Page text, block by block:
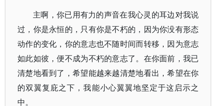
主啊，你已用有力的声音在我心灵的耳边对我说
过，你是永恒的，只有你是不朽的，因为你没有形态
动作的变化，你的意志也不随时间而转移，因为意志
如此如彼，便不成为不朽的意志了。在你面前，我已
清楚地看到了，希望能越来越清楚地看出，希望在你
的双翼复庇之下，我能小心翼翼地坚定于这启示之
中。